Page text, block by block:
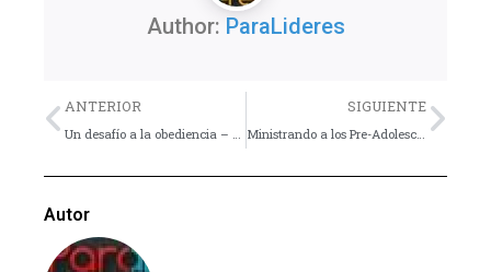
Author: ParaLideres
Previo
ANTERIOR
Un desafío a la obediencia – Consejo
SIGUIENTE
Ministrando a los Pre-Adolescentes
Autor